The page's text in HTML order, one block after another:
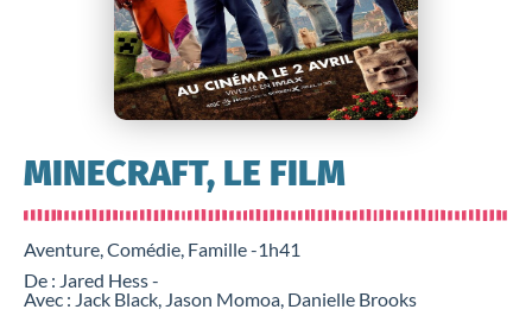
MINECRAFT, LE FILM
Aventure, Comédie, Famille -1h41
De : Jared Hess -
Avec : Jack Black, Jason Momoa, Danielle Brooks